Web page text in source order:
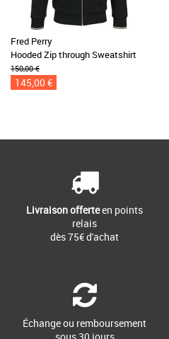
Fred Perry
Hooded Zip through Sweatshirt
150,00 €
145,00 €
Livraison offerteen points
relais
dès 75€ d'achat
Échange ou remboursement